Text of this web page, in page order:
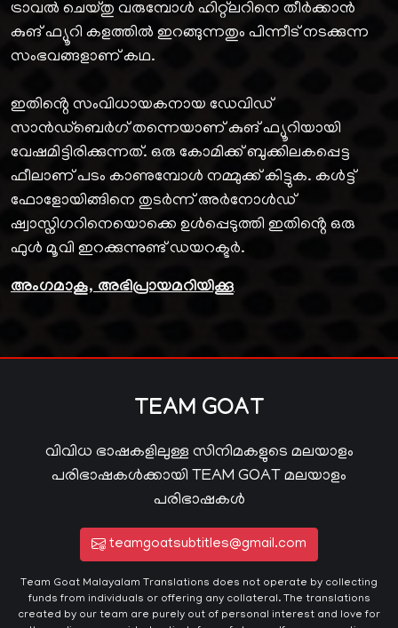
ട്രാവൽ ചെയ്തു വരുമ്പോൾ ഹിറ്റ്ലറിനെ തീർക്കാൻ
കുങ് ഫ്യൂറി കളത്തിൽ ഇറങ്ങുന്നതും പിന്നീട് നടക്കുന്ന
സംഭവങ്ങളാണ് കഥ.
ഇതിൻ്റെ സംവിധായകനായ ഡേവിഡ്
സാൻഡ്ബെർഗ് തന്നെയാണ് കുങ് ഫ്യൂറിയായി
വേഷമിട്ടിരിക്കുന്നത്. ഒരു കോമിക്ക് ബുക്കിലകപ്പെട്ട
ഫീലാണ് പടം കാണുമ്പോൾ നമ്മുക്ക് കിട്ടുക. കൾട്ട്
ഫോളോയിങ്ങിനെ തുടർന്ന് അർനോൾഡ്
ഷ്വാസ്നിഗറിനെയൊക്കെ ഉൾപ്പെടുത്തി ഇതിൻ്റെ ഒരു
ഫുൾ മൂവി ഇറക്കുന്നുണ്ട് ഡയറക്ടർ.
അംഗമാകൂ, അഭിപ്രായമറിയിക്കൂ
TEAM GOAT
വിവിധ ഭാഷകളിലുള്ള സിനിമകളുടെ മലയാളം
പരിഭാഷകൾക്കായി TEAM GOAT മലയാളം
പരിഭാഷകൾ
teamgoatsubtitles@gmail.com
Team Goat Malayalam Translations does not operate by collecting
funds from individuals or offering any collateral. The translations
created by our team are purely out of personal interest and love for